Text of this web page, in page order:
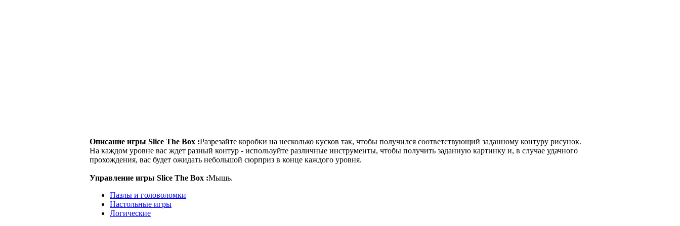
Описание игры Slice The Box :Разрезайте коробки на несколько кусков так, чтобы получился соответствующий заданному контуру рисунок.
На каждом уровне вас ждет разный контур - используйте различные инструменты, чтобы получить заданную картинку и, в случае удачного
прохождения, вас будет ожидать небольшой сюрприз в конце каждого уровня.
Управление игры Slice The Box :Мышь.
Пазлы и головоломки
Настольные игры
Логические